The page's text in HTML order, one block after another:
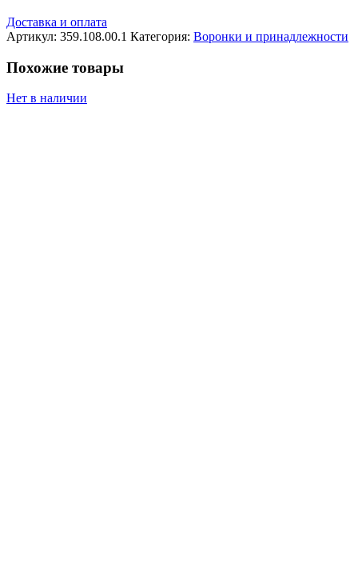
Доставка и оплата
Артикул: 359.108.00.1 Категория: Воронки и принадлежности
Похожие товары
Нет в наличии